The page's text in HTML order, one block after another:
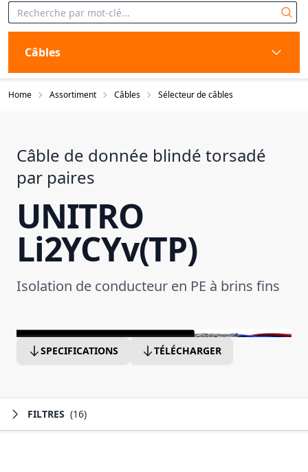
Câbles
Home Assortiment Câbles Sélecteur de câbles
Câble de donnée blindé torsadé
par paires
UNITRO
Li2YCYv(TP)
Isolation de conducteur en PE à brins fins
SPECIFICATIONS TÉLÉCHARGER
FILTRES (16)